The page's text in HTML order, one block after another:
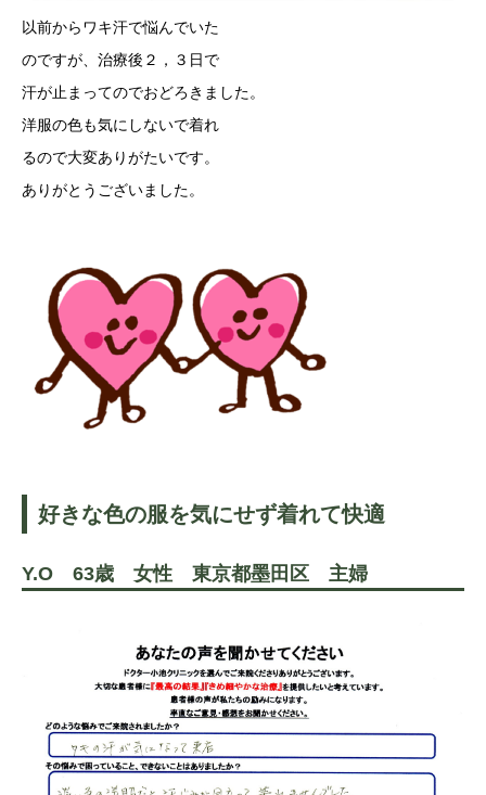
以前からワキ汗で悩んでいた
のですが、治療後２，３日で
汗が止まってのでおどろきました。
洋服の色も気にしないで着れ
るので大変ありがたいです。
ありがとうございました。
好きな色の服を気にせず着れて快適
Y.O 63歳 女性 東京都墨田区 主婦